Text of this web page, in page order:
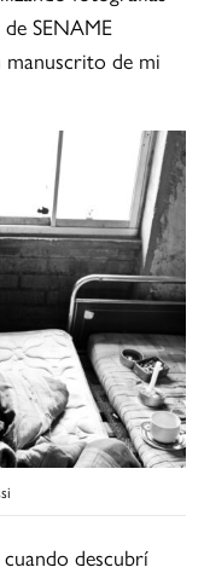
SENAME
de mi
descubrí